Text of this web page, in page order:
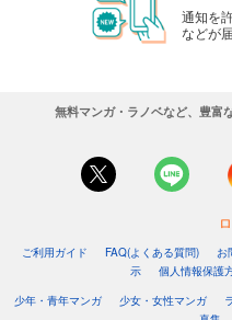
通知を
などが
無料マンガ・ラノベなど、豊富
ご利用ガイド FAQ(よくある質問) お
示
個人情報保護
少年・青年マンガ
少女・女性マンガ